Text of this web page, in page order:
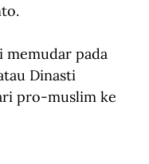
memudar pada
Dinasti
pro-muslim ke